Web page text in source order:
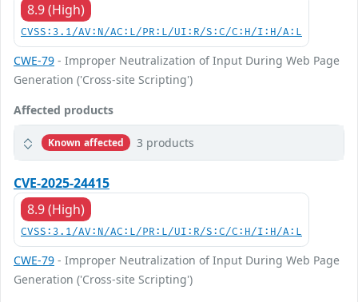
8.9 (High)
CVSS:3.1/AV:N/AC:L/PR:L/UI:R/S:C/C:H/I:H/A:L
CWE-79 - Improper Neutralization of Input During Web Page
Generation ('Cross-site Scripting')
Affected products
Known affected 3 products
CVE-2025-24415
8.9 (High)
CVSS:3.1/AV:N/AC:L/PR:L/UI:R/S:C/C:H/I:H/A:L
CWE-79 - Improper Neutralization of Input During Web Page
Generation ('Cross-site Scripting')